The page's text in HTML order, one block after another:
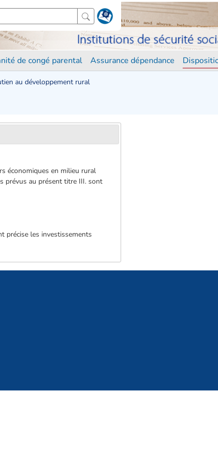
de congé parental Assurance dépendance
au développement rural
économiques en milieu rural
prévus au présent titre III. sont
précise les investissements